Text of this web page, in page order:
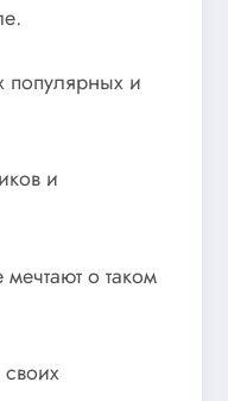
популярных и
и
о таком